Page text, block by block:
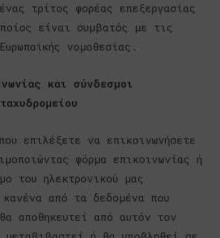
τρίτος φορέας επεξεργασίας
είναι συμβατός με τις
νομοθεσίας.
και σύνδεσμοι
επιλέξετε να επικοινωνήσετε
φόρμα επικοινωνίας ή
του ηλεκτρονικού μας
κανένα από τα δεδομένα που
αποθηκευτεί από αυτόν τον